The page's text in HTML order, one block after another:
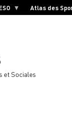
Atlas des
et Sociales